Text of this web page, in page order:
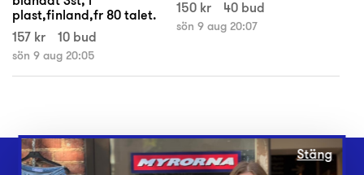
plast,finland,fr 80 talet.
157 kr
10 bud
sön 9 aug 20:05
150 kr
40 bud
sön 9 aug 20:07
Stäng